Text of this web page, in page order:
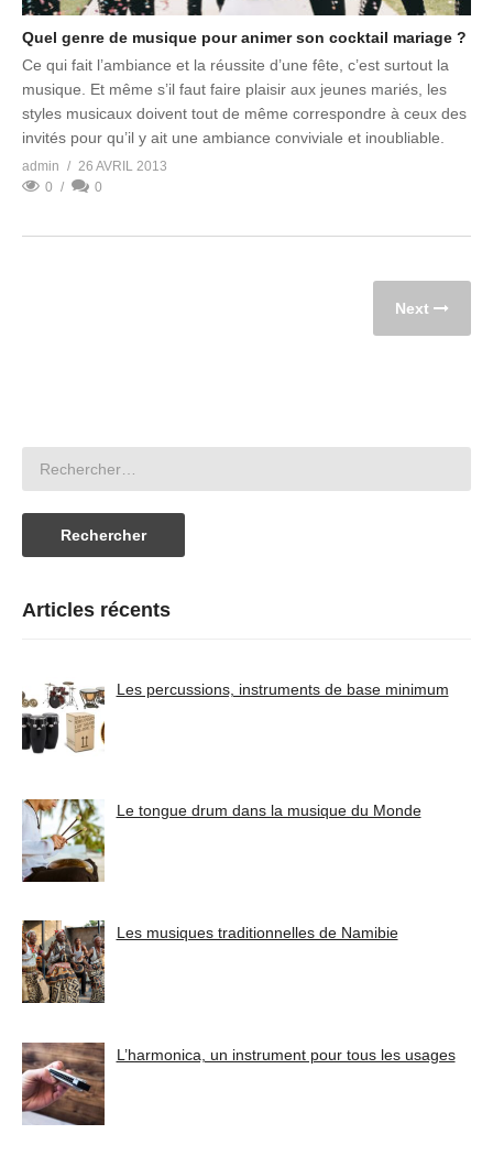
Quel genre de musique pour animer son cocktail mariage ?
Ce qui fait l’ambiance et la réussite d’une fête, c’est surtout la
musique. Et même s’il faut faire plaisir aux jeunes mariés, les
styles musicaux doivent tout de même correspondre à ceux des
invités pour qu’il y ait une ambiance conviviale et inoubliable.
admin
26 AVRIL 2013
0
0
Next
Articles récents
Les percussions, instruments de base minimum
Le tongue drum dans la musique du Monde
Les musiques traditionnelles de Namibie
L’harmonica, un instrument pour tous les usages